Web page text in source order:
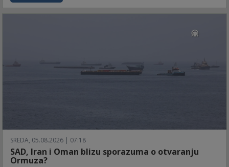
SREDA, 05.08.2026 | 07:18
SAD, Iran i Oman blizu sporazuma o otvaranju
Ormuza?